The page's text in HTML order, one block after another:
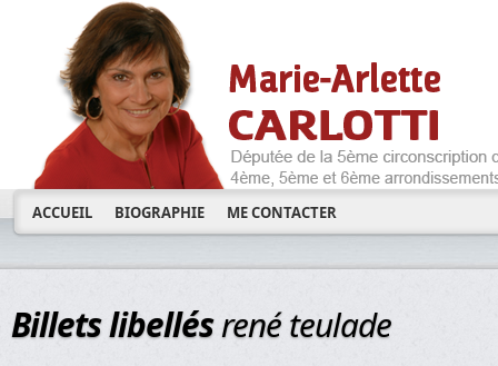
ACCUEIL BIOGRAPHIE ME CONTACTER
Billets libellésrené teulade